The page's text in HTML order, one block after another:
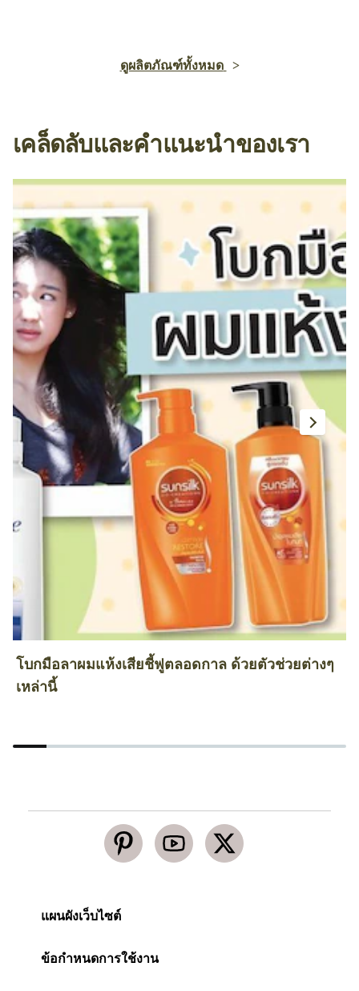
ดูผลิตภัณฑ์ทั้งหมด
เคล็ดลับและคำแนะนำของเรา
โบกมือลาผมแห้งเสียชี้ฟูตลอดกาล ด้วยตัวช่วยต่างๆ
เหล่านี้
แผนผังเว็บไซต์
ข้อกำหนดการใช้งาน